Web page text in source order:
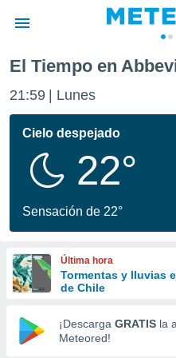
de
por
se
calidad.
a este
las
y
forma
digital
basada
El Tiempo en
21:59 Lunes
Cielo despejado
22°
Sensación de 22°
Última hora
Tormentas y lluvias
de Chile
¡Descarga GRATIS la
Meteored!